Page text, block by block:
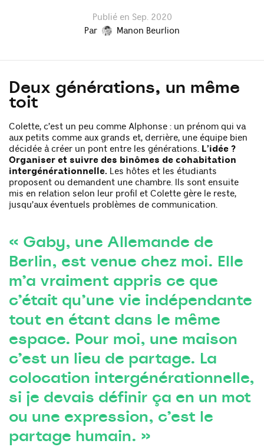
Publié en Sep. 2020
Par
Manon Beurlion
Deux générations, un même
toit
Colette, c’est un peu comme Alphonse : un prénom qui va
aux petits comme aux grands et, derrière, une équipe bien
décidée à créer un pont entre les générations. L’idée ?
Organiser et suivre des binômes de cohabitation
intergénérationnelle. Les hôtes et les étudiants
proposent ou demandent une chambre. Ils sont ensuite
mis en relation selon leur profil et Colette gère le reste,
jusqu’aux éventuels problèmes de communication.
« Gaby, une Allemande de
Berlin, est venue chez moi. Elle
m’a vraiment appris ce que
c’était qu’une vie indépendante
tout en étant dans le même
espace. Pour moi, une maison
c’est un lieu de partage. La
colocation intergénérationnelle,
si je devais définir ça en un mot
ou une expression, c’est le
partage humain. »